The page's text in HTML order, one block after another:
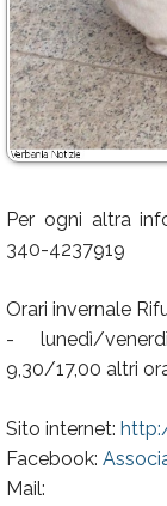
Per ogni altra
340-4237919
Orari invernale
- lunedì/
9,30/17,00 altri
Sito internet:
Facebook:
Mail: